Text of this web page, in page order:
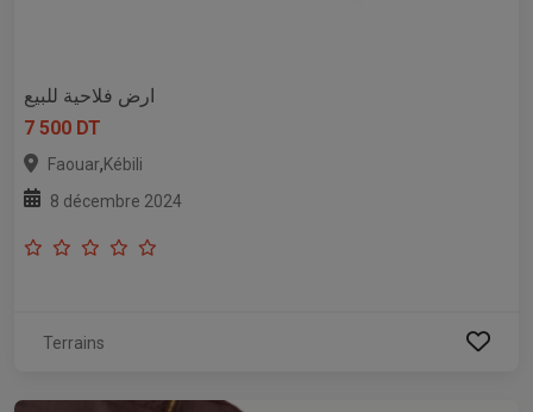
ارض فلاحية للبيع
7 500 DT
Faouar,Kébili
8 décembre 2024
Terrains